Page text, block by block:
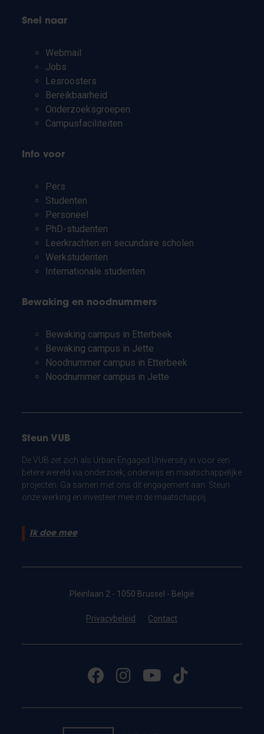
Snel naar
Webmail
Jobs
Lesroosters
Bereikbaarheid
Onderzoeksgroepen
Campusfaciliteiten
Info voor
Pers
Studenten
Personeel
PhD-studenten
Leerkrachten en secundaire scholen
Werkstudenten
Internationale studenten
Bewaking en noodnummers
Bewaking campus in Etterbeek
Bewaking campus in Jette
Noodnummer campus in Etterbeek
Noodnummer campus in Jette
Steun VUB
De VUB zet zich als Urban Engaged University in voor een
betere wereld via onderzoek, onderwijs en maatschappelijke
projecten. Ga samen met ons dit engagement aan. Steun
onze werking en investeer mee in de maatschappij.
Ik doe mee
Pleinlaan 2 - 1050 Brussel - België
Privacybeleid Contact